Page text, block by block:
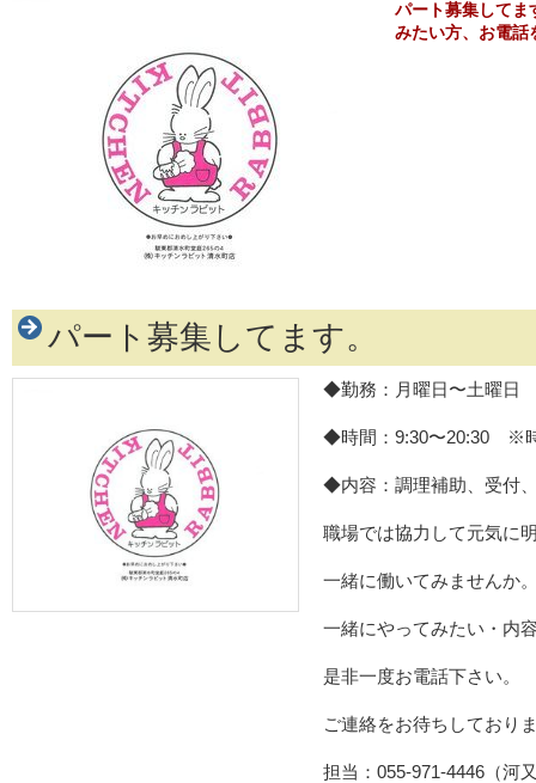
パート募集してま
みたい方、お電話
パート募集してます。
◆勤務：月曜日〜土曜
◆時間：9:30〜20:30 ※
◆内容：調理補助、受付
職場では協力して元気に
一緒に働いてみませんか
一緒にやってみたい・内
是非一度お電話下さい。
ご連絡をお待ちしており
担当：055-971-4446（河